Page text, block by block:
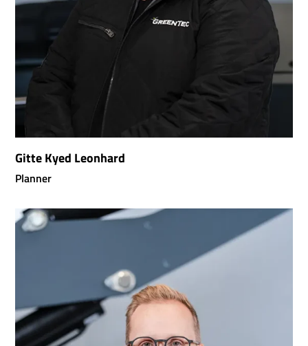
Gitte Kyed Leonhard
Planner